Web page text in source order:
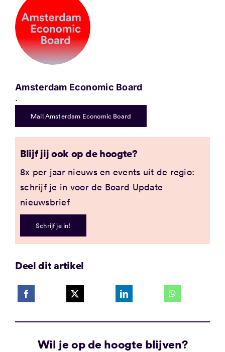
Amsterdam Economic Board
.
Mail Amsterdam Economic Board
Blijf jij ook op de hoogte?
8x per jaar nieuws en events uit de regio:
schrijf je in voor de Board Update
nieuwsbrief
Schrijf je in!
Deel dit artikel
Wil je op de hoogte blijven?